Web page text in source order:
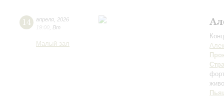
14 апреля 2026
19:00 Вт
Малый зал